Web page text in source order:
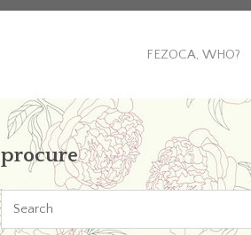
FEZOCA, WHO?
procure